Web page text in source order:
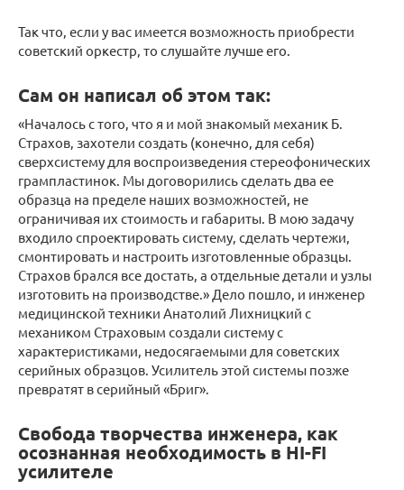
Так что, если у вас имеется возможность приобрести
советский оркестр, то слушайте лучше его.
Сам он написал об этом так:
«Началось с того, что я и мой знакомый механик Б.
Страхов, захотели создать (конечно, для себя)
сверхсистему для воспроизведения стереофонических
грампластинок. Мы договорились сделать два ее
образца на пределе наших возможностей, не
ограничивая их стоимость и габариты. В мою задачу
входило спроектировать систему, сделать чертежи,
смонтировать и настроить изготовленные образцы.
Страхов брался все достать, а отдельные детали и узлы
изготовить на производстве.» Дело пошло, и инженер
медицинской техники Анатолий Лихницкий с
механиком Страховым создали систему с
характеристиками, недосягаемыми для советских
серийных образцов. Усилитель этой системы позже
превратят в серийный «Бриг».
Свобода творчества инженера, как
осознанная необходимость в HI-FI
усилителе